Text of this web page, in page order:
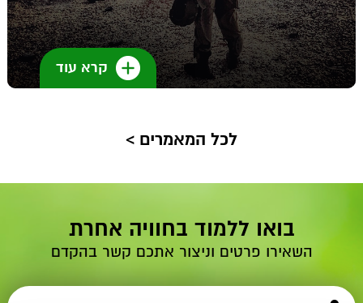
קרא עוד
לכל המאמרים >
בואו ללמוד בחוויה אחרת
השאירו פרטים וניצור אתכם קשר בהקדם